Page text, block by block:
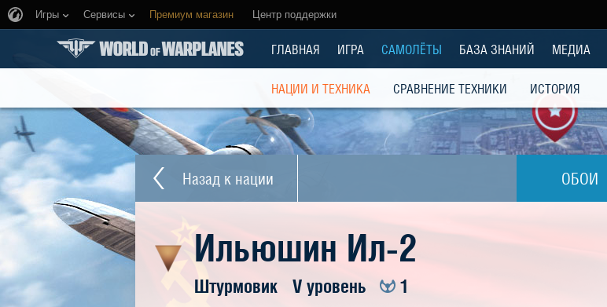
Игры Сервисы Премиум магазин Центр поддержки
ГЛАВНАЯ ИГРА САМОЛЁТЫ БАЗА ЗНАНИЙ МЕДИА
НАЦИИ И ТЕХНИКА СРАВНЕНИЕ ТЕХНИКИ ИСТОРИЯ
Назад к нации
ОБОИ
Ильюшин Ил-2
Штурмовик V уровень 1